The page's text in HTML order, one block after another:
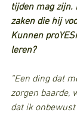
tijden mag zijn.
zaken die hij
Kunnen
leren?
“Een ding dat
zorgen baarde,
dat ik